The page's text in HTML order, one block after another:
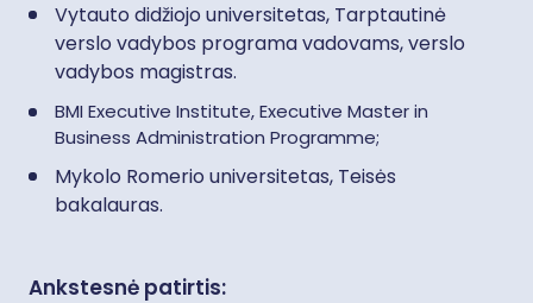
Vytauto didžiojo universitetas, Tarptautinė
verslo vadybos programa vadovams, verslo
vadybos magistras.
BMI Executive Institute, Executive Master in
Business Administration Programme;
Mykolo Romerio universitetas, Teisės
bakalauras.
Ankstesnė patirtis: